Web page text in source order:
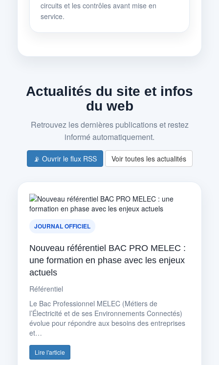
circuits et les contrôles avant mise en
service.
Actualités du site et infos
du web
Retrouvez les dernières publications et restez
informé automatiquement.
📡 Ouvrir le flux RSS Voir toutes les actualités
JOURNAL OFFICIEL
Nouveau référentiel BAC PRO MELEC :
une formation en phase avec les enjeux
actuels
Référentiel
Le Bac Professionnel MELEC (Métiers de
l’Électricité et de ses Environnements Connectés)
évolue pour répondre aux besoins des entreprises
et…
Lire l'article